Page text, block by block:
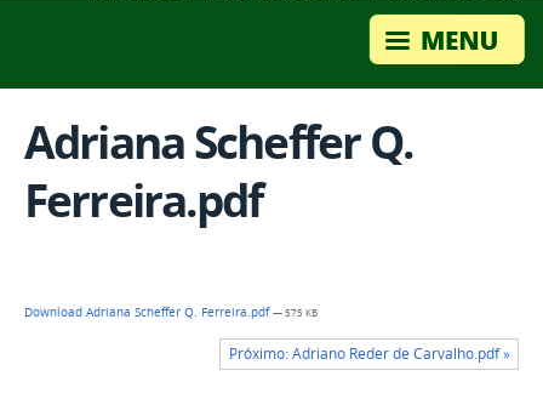
Adriana Scheffer Q.
Ferreira.pdf
Download Adriana Scheffer Q. Ferreira.pdf— 575 KB
Próximo: Adriano Reder de Carvalho.pdf »